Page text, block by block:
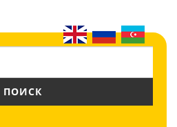
ПОИСК